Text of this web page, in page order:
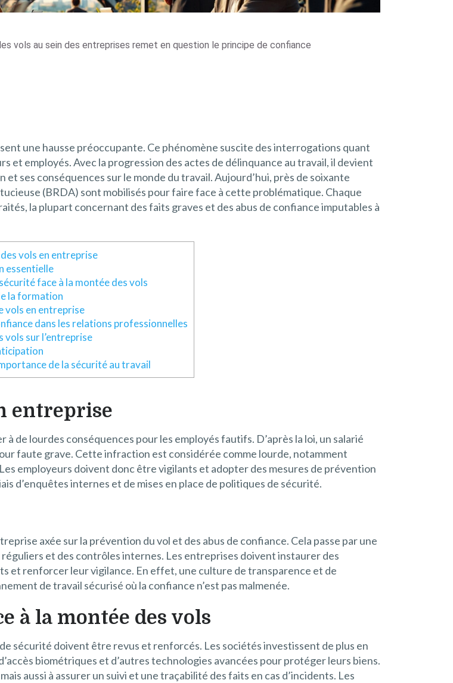
vols au sein des entreprises remet en question le principe de confiance
une hausse préoccupante. Ce phénomène suscite des interrogations quant
et employés. Avec la progression des actes de délinquance au travail, il devient
ses conséquences sur le monde du travail. Aujourd’hui, près de soixante
(BRDA) sont mobilisés pour faire face à cette problématique. Chaque
la plupart concernant des faits graves et des abus de confiance imputables à
vols en entreprise
essentielle
face à la montée des vols
la formation
vols en entreprise
dans les relations professionnelles
vols sur l’entreprise
de la sécurité au travail
entreprise
de lourdes conséquences pour les employés fautifs. D’après la loi, un salarié
faute grave. Cette infraction est considérée comme lourde, notamment
employeurs doivent donc être vigilants et adopter des mesures de prévention
d’enquêtes internes et de mises en place de politiques de sécurité.
axée sur la prévention du vol et des abus de confiance. Cela passe par une
et des contrôles internes. Les entreprises doivent instaurer des
et renforcer leur vigilance. En effet, une culture de transparence et de
de travail sécurisé où la confiance n’est pas malmenée.
à la montée des vols
sécurité doivent être revus et renforcés. Les sociétés investissent de plus en
biométriques et d’autres technologies avancées pour protéger leurs biens.
aussi à assurer un suivi et une traçabilité des faits en cas d’incidents. Les